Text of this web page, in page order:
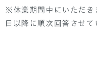
※休業期間中にいただき
日以降に順次回答させて